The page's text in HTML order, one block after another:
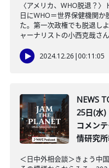
〈アメリカ、WHO脱退？
日にWHO＝世界保健機関
た。第一次政権でも脱退し
ャーナリストの小西克哉さん
2024.12.26 |00:11:05
NEWS
25日(水
コメン
情研究所
＜日中外相会談＞きょう中